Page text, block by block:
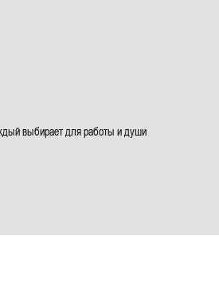
выбирает для работы и души